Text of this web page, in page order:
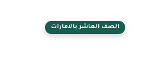
الصف العاشر بالامارات